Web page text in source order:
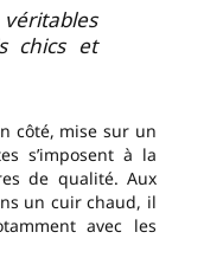
véritables
chics et
côté, mise sur un
s’imposent à la
de qualité. Aux
un cuir chaud, il
avec les